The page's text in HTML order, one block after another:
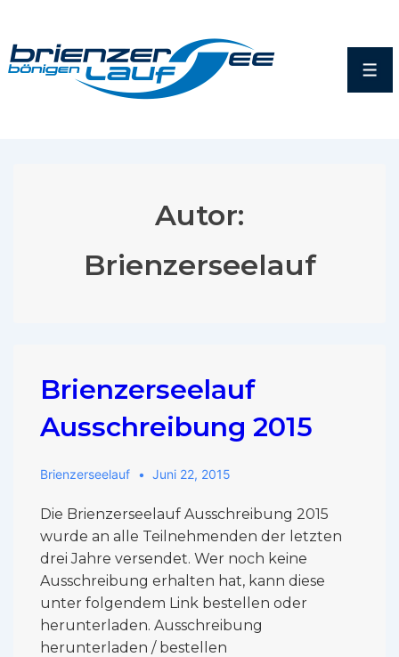
Autor:
Brienzerseelauf
Brienzerseelauf
Ausschreibung 2015
Brienzerseelauf Juni 22, 2015
Die Brienzerseelauf Ausschreibung 2015
wurde an alle Teilnehmenden der letzten
drei Jahre versendet. Wer noch keine
Ausschreibung erhalten hat, kann diese
unter folgendem Link bestellen oder
herunterladen. Ausschreibung
herunterladen / bestellen